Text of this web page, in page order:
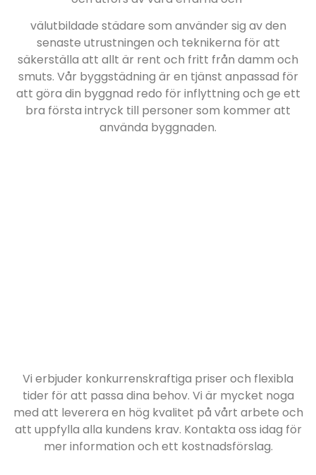
välutbildade städare som använder sig av den
senaste utrustningen och teknikerna för att
säkerställa att allt är rent och fritt från damm och
smuts. Vår byggstädning är en tjänst anpassad för
att göra din byggnad redo för inflyttning och ge ett
bra första intryck till personer som kommer att
använda byggnaden.
Vi erbjuder konkurrenskraftiga priser och flexibla
tider för att passa dina behov. Vi är mycket noga
med att leverera en hög kvalitet på vårt arbete och
att uppfylla alla kundens krav. Kontakta oss idag för
mer information och ett kostnadsförslag.